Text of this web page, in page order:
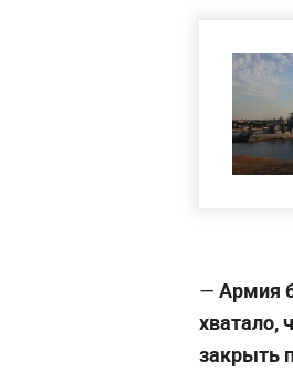
— Армия
хватало,
закрыть